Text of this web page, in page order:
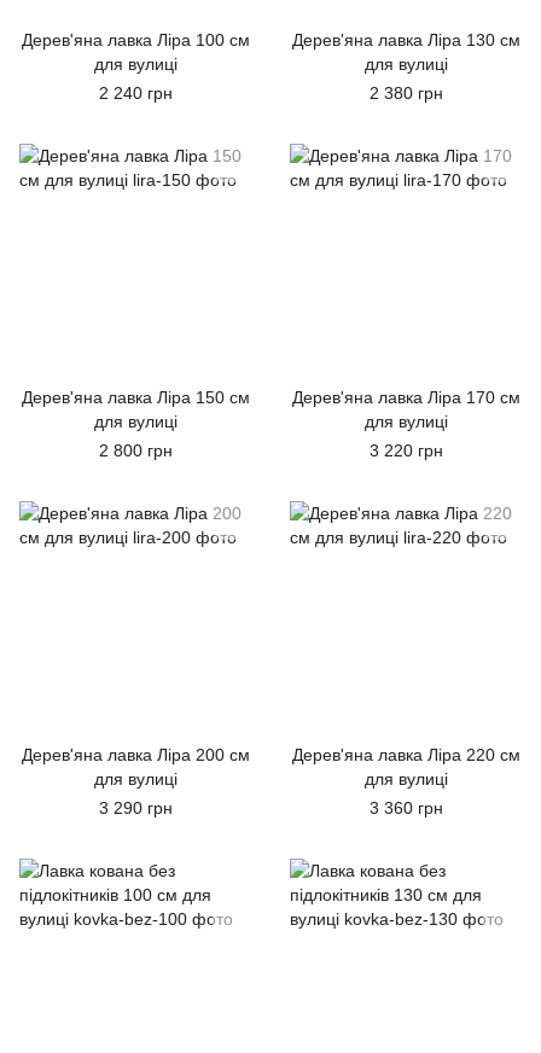
Дерев'яна лавка Ліра 100 см
для вулиці
2 240 грн
Дерев'яна лавка Ліра 130 см
для вулиці
2 380 грн
Дерев'яна лавка Ліра 150 см
для вулиці
2 800 грн
Дерев'яна лавка Ліра 170 см
для вулиці
3 220 грн
Дерев'яна лавка Ліра 200 см
для вулиці
3 290 грн
Дерев'яна лавка Ліра 220 см
для вулиці
3 360 грн